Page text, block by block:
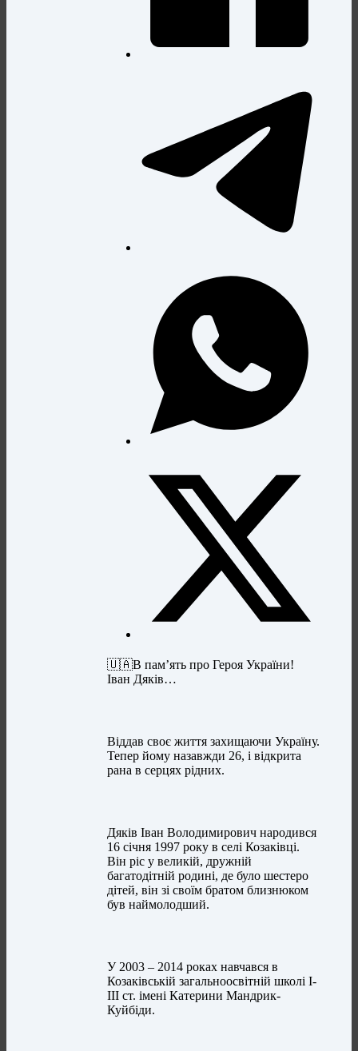
🇺🇦В памʼять про Героя України!
Іван Дяків…
Віддав своє життя захищаючи Україну.
Тепер йому назавжди 26, і відкрита
рана в серцях рідних.
Дяків Іван Володимирович народився
16 січня 1997 року в селі Козаківці.
Він ріс у великій, дружній
багатодітній родині, де було шестеро
дітей, він зі своїм братом близнюком
був наймолодший.
У 2003 – 2014 роках навчався в
Козаківській загальноосвітній школі І-
ІІІ ст. імені Катерини Мандрик-
Куйбіди.